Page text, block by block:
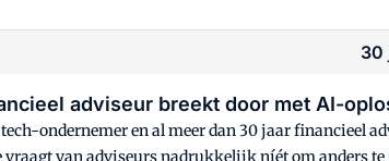
adviseur breekt door met AI-
ondernemer en al meer dan 30 jaar financieel
van adviseurs nadrukkelijk níét om anders